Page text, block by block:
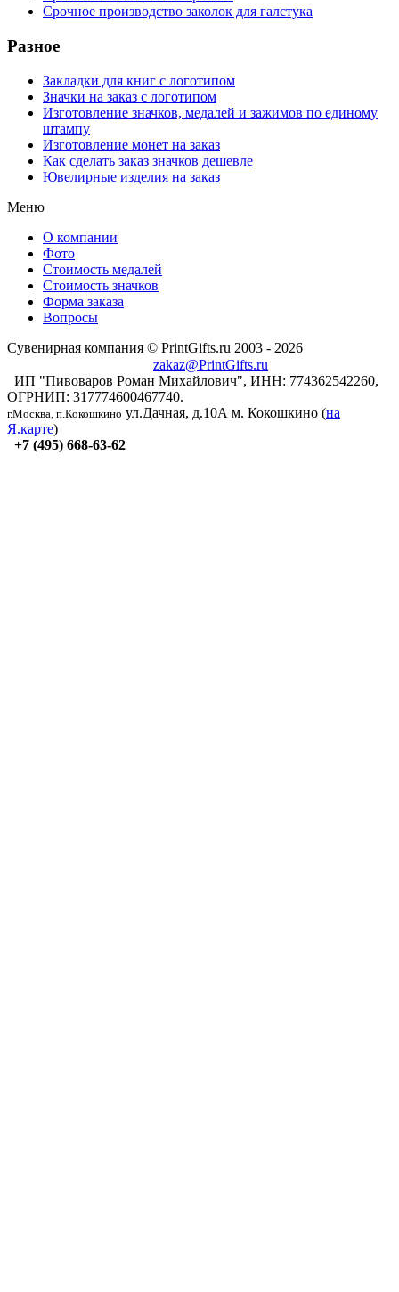
Срочное производство заколок для галстука
Разное
Закладки для книг с логотипом
Значки на заказ с логотипом
Изготовление значков, медалей и зажимов по единому
штампу
Изготовление монет на заказ
Как сделать заказ значков дешевле
Ювелирные изделия на заказ
Меню
О компании
Фото
Стоимость медалей
Стоимость значков
Форма заказа
Вопросы
Сувенирная компания © PrintGifts.ru 2003 - 2026
zakaz@PrintGifts.ru
ИП "Пивоваров Роман Михайлович", ИНН: 774362542260,
ОГРНИП: 317774600467740.
г.Москва, п.Кокошкино ул.Дачная, д.10А м. Кокошкино (на
Я.карте)
+7 (495) 668-63-62